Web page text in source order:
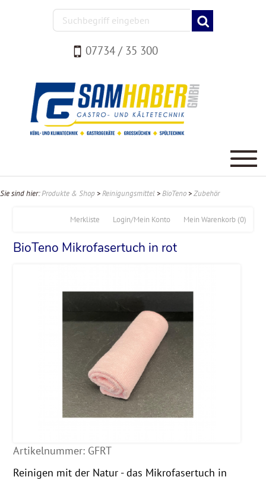
07734 / 35 300
Sie sind hier:Produkte & Shop >Reinigungsmittel >BioTeno >Zubehör
Mein Warenkorb (0)
Login/Mein Konto
Merkliste
BioTeno Mikrofasertuch in rot
Artikelnummer: GFRT
Reinigen mit der Natur - das Mikrofasertuch in